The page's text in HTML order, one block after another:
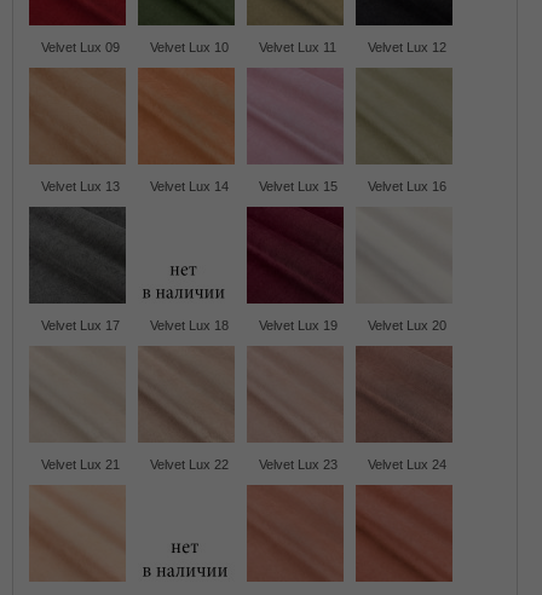
Velvet Lux 09 Velvet Lux 10 Velvet Lux 11 Velvet Lux 12
Velvet Lux 13 Velvet Lux 14 Velvet Lux 15 Velvet Lux 16
Velvet Lux 17 Velvet Lux 18 Velvet Lux 19 Velvet Lux 20
Velvet Lux 21 Velvet Lux 22 Velvet Lux 23 Velvet Lux 24